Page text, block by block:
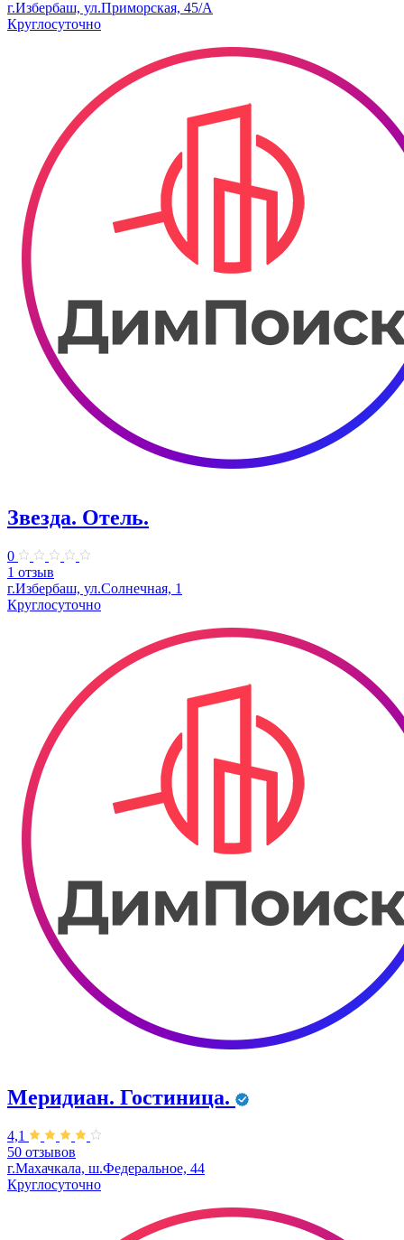
г.Избербаш, ул.Приморская, 45/А
Круглосуточно
Звезда. Отель.
0
1 отзыв
г.Избербаш, ул.Солнечная, 1
Круглосуточно
Меридиан. Гостиница.
4,1
50 отзывов
г.Махачкала, ш.Федеральное, 44
Круглосуточно